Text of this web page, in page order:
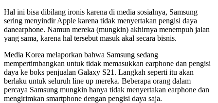
Hal ini bisa dibilang ironis karena di media sosialnya, Samsung
sering menyindir Apple karena tidak menyertakan pengisi daya
danearphone. Namun mereka (mungkin) akhirnya menempuh jalan
yang sama, karena hal tersebut masuk akal secara bisnis.
Media Korea melaporkan bahwa Samsung sedang
mempertimbangkan untuk tidak memasukkan earphone dan pengisi
daya ke boks penjualan Galaxy S21. Langkah seperti itu akan
berlaku untuk seluruh line up mereka. Beberapa orang dalam
percaya Samsung mungkin hanya tidak menyertakan earphone dan
mengirimkan smartphone dengan pengisi daya saja.